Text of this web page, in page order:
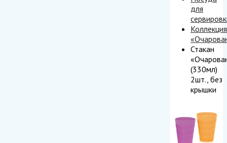
для
Коллекция
Стакан
(330мл)
2шт., без
крышки